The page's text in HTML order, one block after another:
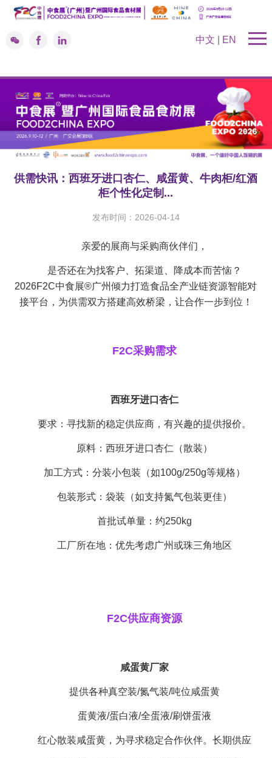
中文 EN
供需快讯：西班牙进口杏仁、咸蛋黄、牛肉柜/红酒
柜个性化定制...
发布时间：2026-04-14
亲爱的展商与采购商伙伴们，
是否还在为找客户、拓渠道、降成本而苦恼？
2026F2C中食展®广州倾力打造食品全产业链资源智能对
接平台，为供需双方搭建高效桥梁，让合作一步到位！
F2C采购需求
西班牙进口杏仁
要求：寻找新的稳定供应商，有兴趣的提供报价。
原料：西班牙进口杏仁（散装）
加工方式：分装小包装（如100g/250g等规格）
包装形式：袋装（如支持氮气包装更佳）
首批试单量：约250kg
工厂所在地：优先考虑广州或珠三角地区
F2C供应商资源
咸蛋黄厂家
提供各种真空装/氮气装/吨位咸蛋黄
蛋黄液/蛋白液/全蛋液/刷饼蛋液
红心散装咸蛋黄，为寻求稳定合作伙伴。长期供应